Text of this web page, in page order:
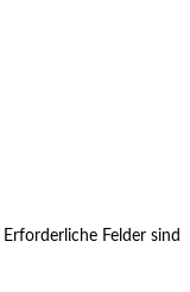
Erforderliche Felder sind